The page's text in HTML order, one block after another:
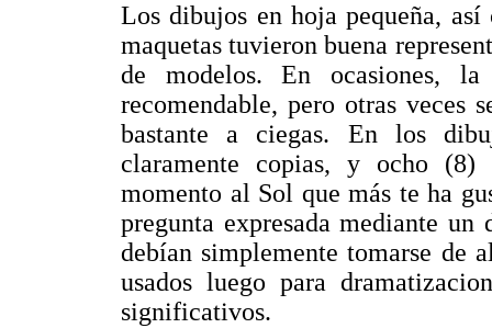
Los dibujos en hoja pequeña,
maquetas tuvieron buena
de modelos. En ocasiones,
recomendable, pero otras veces
bastante a ciegas. En los
claramente copias, y ocho
momento al Sol que más te ha
pregunta expresada mediante
debían simplemente tomarse de
usados luego para
significativos.